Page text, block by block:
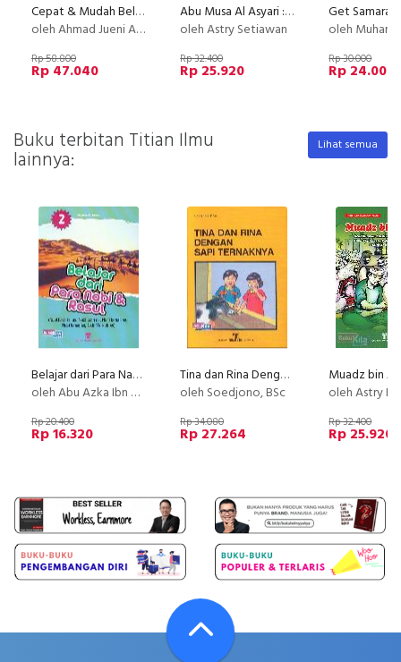
Cepat & Mudah Belajar Membaca AlQuran dengan Benar
oleh Ahmad Jueni Abdurahman BN & Shihabuddin SY
Rp 58.800
Rp 47.040
Abu Musa Al Asyari : Berjuang dengan Pedang Hati
oleh Astry Setiawan
Rp 32.400
Rp 25.920
oleh Muhammad
Rp 30.000
Rp 24.000
Buku terbitan Titian Ilmu
lainnya:
Lihat semua
Belajar dari Para Nabi & Rasul 2
oleh Abu Azka Ibn Abbas
Rp 20.400
Rp 16.320
Tina dan Rina Dengan Sapi Ternaknya
oleh Soedjono, BSc
Rp 34.080
Rp 27.264
oleh Astry
Rp 32.400
Rp 25.920